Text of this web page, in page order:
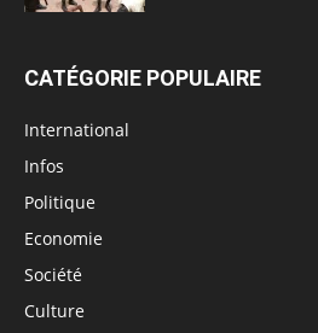
CATÉGORIE POPULAIRE
International
Infos
Politique
Economie
Société
Culture